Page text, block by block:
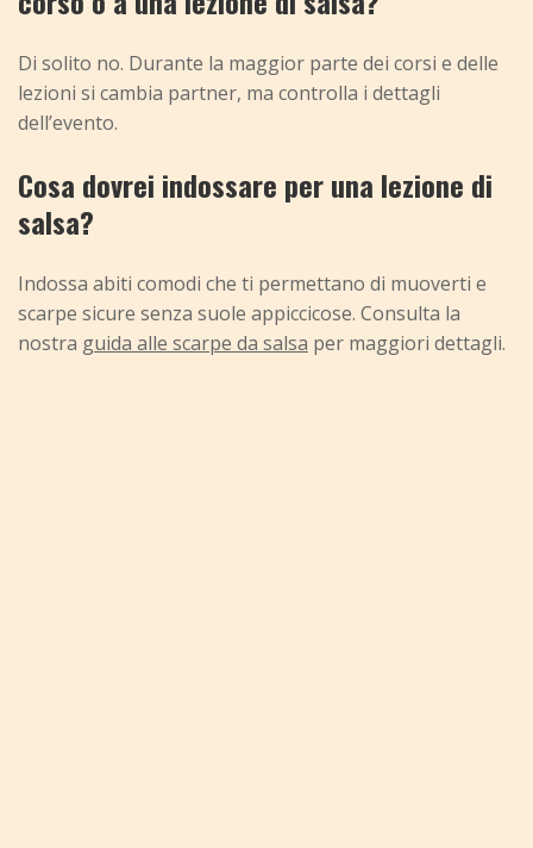
Di solito no. Durante la maggior parte dei corsi e delle
lezioni si cambia partner, ma controlla i dettagli
dell’evento.
Cosa dovrei indossare per una lezione di
salsa?
Indossa abiti comodi che ti permettano di muoverti e
scarpe sicure senza suole appiccicose. Consulta la
nostra guida alle scarpe da salsa per maggiori dettagli.